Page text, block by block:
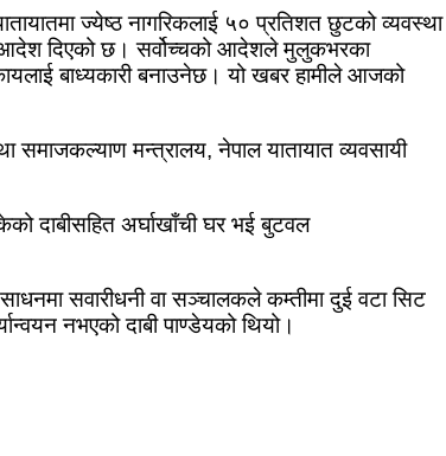
ज्येष्ठ नागरिकलाई ५० प्रतिशत छुटको व्यवस्था
आदेश दिएको छ। सर्वोच्चको आदेशले मुलुकभरका
बाध्यकारी बनाउनेछ। यो खबर हामीले आजको
समाजकल्याण मन्त्रालय, नेपाल यातायात व्यवसायी
दाबीसहित अर्घाखाँची घर भई बुटवल
सवारीधनी वा सञ्चालकले कम्तीमा दुई वटा सिट
नभएको दाबी पाण्डेयको थियो।